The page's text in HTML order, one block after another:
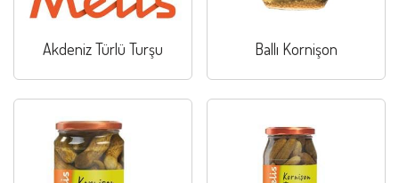
Akdeniz Türlü Turşu Ballı Kornişon